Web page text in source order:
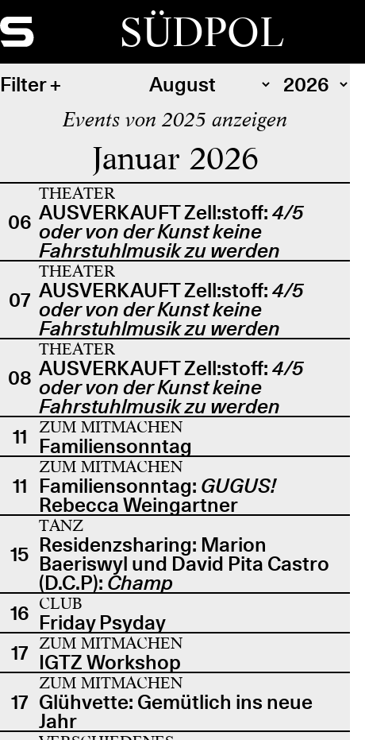
SÜDPOL
Filter
Events von 2025 anzeigen
Januar 2026
06
THEATER
AUSVERKAUFT Zell:stoff: 4/5
oder von der Kunst keine
Fahrstuhlmusik zu werden
07
THEATER
AUSVERKAUFT Zell:stoff: 4/5
oder von der Kunst keine
Fahrstuhlmusik zu werden
08
THEATER
AUSVERKAUFT Zell:stoff: 4/5
oder von der Kunst keine
Fahrstuhlmusik zu werden
11
ZUM MITMACHEN
Familiensonntag
11
ZUM MITMACHEN
Familiensonntag: GUGUS!
Rebecca Weingartner
15
TANZ
Residenzsharing: Marion
Baeriswyl und David Pita Castro
(D.C.P): Champ
16 CLUB
Friday Psyday
17 ZUM MITMACHEN
IGTZ Workshop
17
ZUM MITMACHEN
Glühvette: Gemütlich ins neue
Jahr